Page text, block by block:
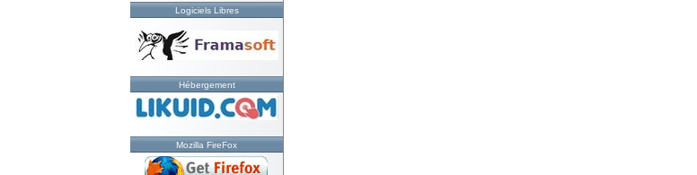
Logiciels Libres
Hébergement
Mozilla FireFox